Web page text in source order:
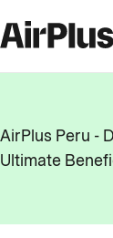
AirPlus Peru -
Ultimate